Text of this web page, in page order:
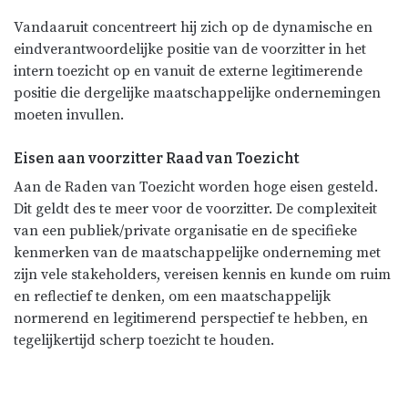
Vandaaruit concentreert hij zich op de dynamische en
eindverantwoordelijke positie van de voorzitter in het
intern toezicht op en vanuit de externe legitimerende
positie die dergelijke maatschappelijke ondernemingen
moeten invullen.
Eisen aan voorzitter Raad van Toezicht
Aan de Raden van Toezicht worden hoge eisen gesteld.
Dit geldt des te meer voor de voorzitter. De complexiteit
van een publiek/private organisatie en de specifieke
kenmerken van de maatschappelijke onderneming met
zijn vele stakeholders, vereisen kennis en kunde om ruim
en reflectief te denken, om een maatschappelijk
normerend en legitimerend perspectief te hebben, en
tegelijkertijd scherp toezicht te houden.